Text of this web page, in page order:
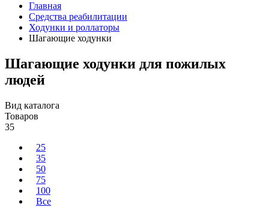
Главная
Средства реабилитации
Ходунки и роллаторы
Шагающие ходунки
Шагающие ходунки для пожилых
людей
Вид каталога
Товаров
35
25
35
50
75
100
Все